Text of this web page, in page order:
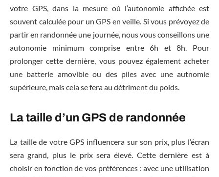
votre GPS, dans la mesure où l’autonomie affichée est
souvent calculée pour un GPS en veille. Si vous prévoyez de
partir en randonnée une journée, nous vous conseillons une
autonomie minimum comprise entre 6h et 8h. Pour
prolonger cette dernière, vous pouvez également acheter
une batterie amovible ou des piles avec une autnomie
supérieure, mais cela se fera au détriment du poids.
La taille d’un GPS de randonnée
La taille de votre GPS influencera sur son prix, plus l’écran
sera grand, plus le prix sera élevé. Cette dernière est à
choisir en fonction de vos préférences : avec une utilisation